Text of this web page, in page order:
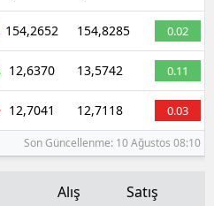
154,2652 154,8285 0.02
12,6370 13,5742 0.11
12,7041 12,7118 0.03
Son Güncellenme: 10 Ağustos 08:10
Alış Satış